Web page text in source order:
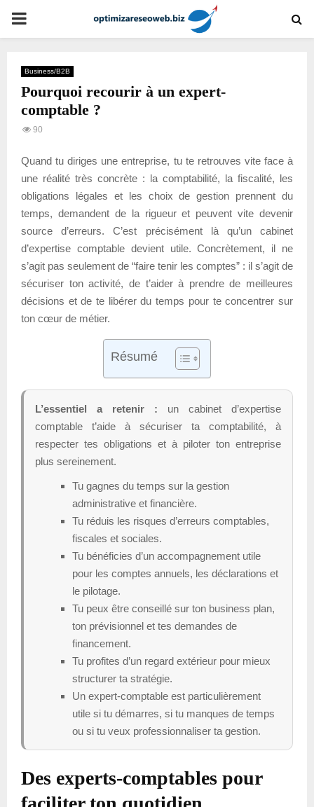
PRIMARY
Business/B2B
Pourquoi recourir à un expert-
comptable ?
90
Quand tu diriges une entreprise, tu te retrouves vite face à
une réalité très concrète : la comptabilité, la fiscalité, les
obligations légales et les choix de gestion prennent du
temps, demandent de la rigueur et peuvent vite devenir
source d’erreurs. C’est précisément là qu’un cabinet
d’expertise comptable devient utile. Concrètement, il ne
s’agit pas seulement de “faire tenir les comptes” : il s’agit de
sécuriser ton activité, de t’aider à prendre de meilleures
décisions et de te libérer du temps pour te concentrer sur
ton cœur de métier.
Résumé
L’essentiel a retenir : un cabinet d’expertise
comptable t’aide à sécuriser ta comptabilité, à
respecter tes obligations et à piloter ton entreprise
plus sereinement.
Tu gagnes du temps sur la gestion
administrative et financière.
Tu réduis les risques d’erreurs comptables,
fiscales et sociales.
Tu bénéficies d’un accompagnement utile
pour les comptes annuels, les déclarations et
le pilotage.
Tu peux être conseillé sur ton business plan,
ton prévisionnel et tes demandes de
financement.
Tu profites d’un regard extérieur pour mieux
structurer ta stratégie.
Un expert-comptable est particulièrement
utile si tu démarres, si tu manques de temps
ou si tu veux professionnaliser ta gestion.
Des experts-comptables pour